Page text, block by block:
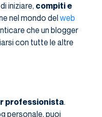
iniziare, compiti e
nel mondo del web
che un blogger
con tutte le altre
professionista.
personale, puoi